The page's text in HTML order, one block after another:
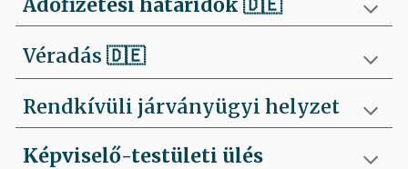
Adófizetési határidők🇩🇪
Véradás🇩🇪
Rendkívüli járványügyi helyzet
Képviselő-testületi ülés